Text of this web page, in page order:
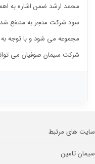
محمد ارشد ضمن اشاره به
سود شرکت منجر به منتفع
مجموعه می شود و با توجه
شرکت سیمان صوفیان می
سایت های مرتبط
سیمان تامین